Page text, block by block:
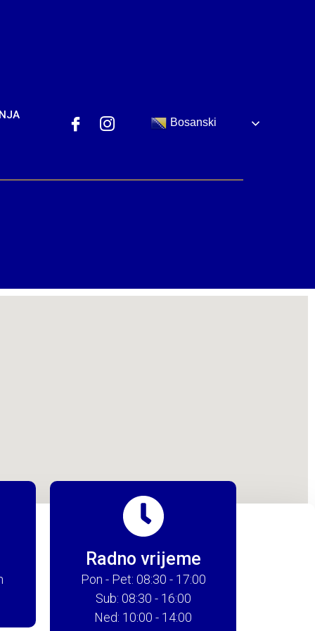
Bosanski
Radno vrijeme
Pon - Pet: 08:30 - 17:00
Sub: 08:30 - 16:00
Ned: 10:00 - 14:00